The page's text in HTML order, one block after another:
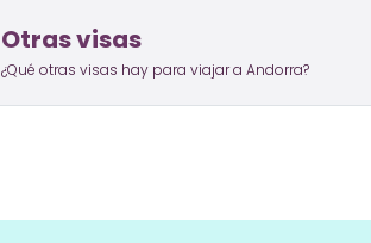
Otras visas
¿Qué otras visas hay para viajar a Andorra?